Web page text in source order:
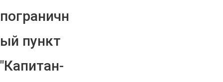
пограничн
ый пункт
"Капитан-